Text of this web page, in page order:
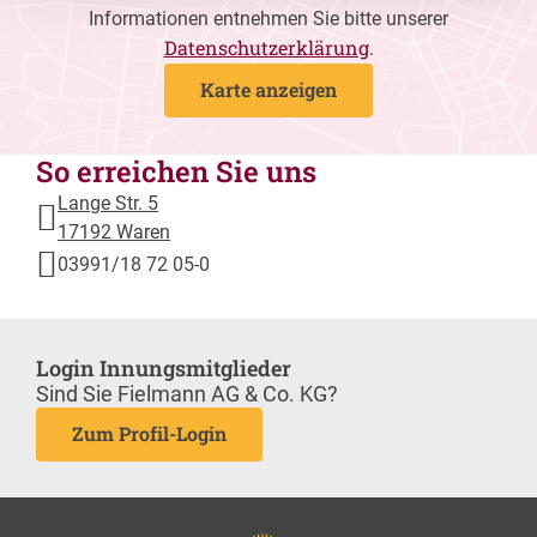
Informationen entnehmen Sie bitte unserer
Datenschutzerklärung.
Karte anzeigen
So erreichen Sie uns
Lange Str. 5
17192 Waren
03991/18 72 05-0
Login Innungsmitglieder
Sind Sie Fielmann AG & Co. KG?
Zum Profil-Login